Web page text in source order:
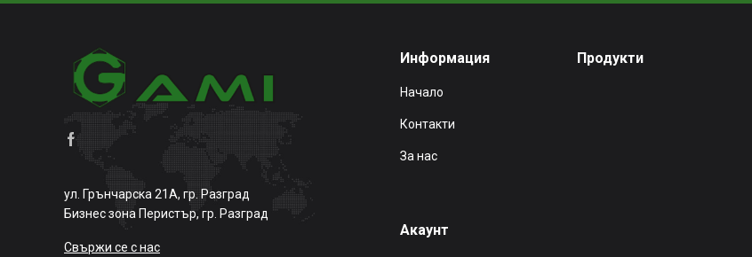
ул. Грънчарска 21А, гр. Разград
Бизнес зона Перистър, гр. Разград
Свържи се с нас
Информация
Начало
Контакти
За нас
Продукти
Акаунт